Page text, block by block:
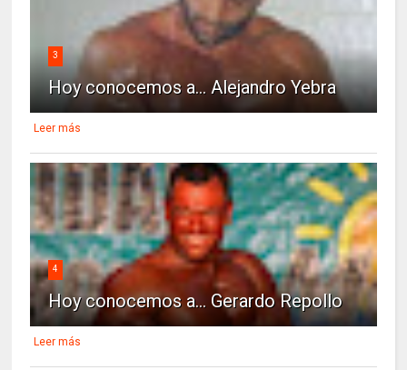
3
Hoy conocemos a... Alejandro Yebra
Leer más
4
Hoy conocemos a... Gerardo Repollo
Leer más